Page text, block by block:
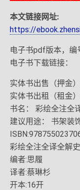
本文链接网址:
https://
电子书pdf版本，编
电子书下载链接：
实体书出售（押金
实体书出租（租金
书名： 彩绘全注全
建议用途： 书架装
彩绘全注全译全解
编者:思履
译者:蔡琳杉
开本:16开